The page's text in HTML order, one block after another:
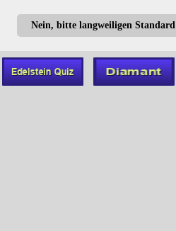
Nein, bitte langweiligen Standard